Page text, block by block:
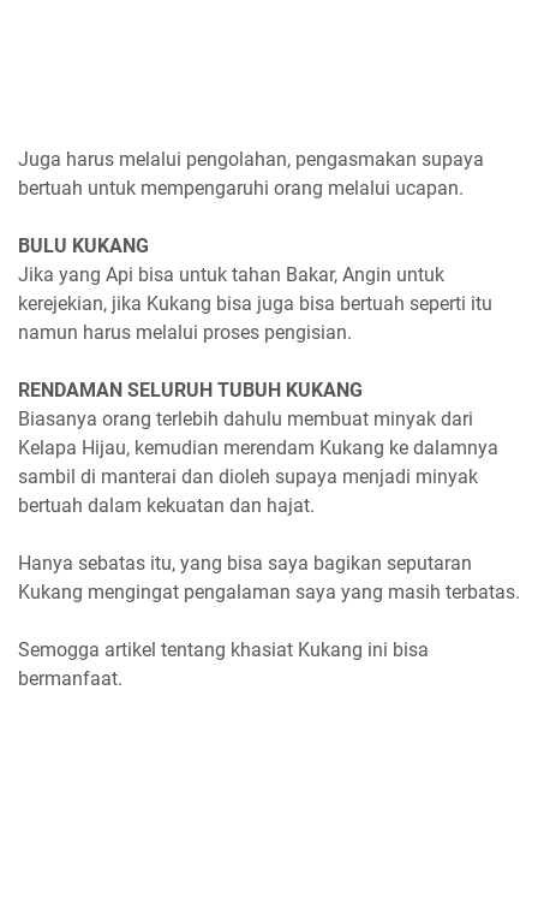
Juga harus melalui pengolahan, pengasmakan supaya
bertuah untuk mempengaruhi orang melalui ucapan.
BULU KUKANG
Jika yang Api bisa untuk tahan Bakar, Angin untuk
kerejekian, jika Kukang bisa juga bisa bertuah seperti itu
namun harus melalui proses pengisian.
RENDAMAN SELURUH TUBUH KUKANG
Biasanya orang terlebih dahulu membuat minyak dari
Kelapa Hijau, kemudian merendam Kukang ke dalamnya
sambil di manterai dan dioleh supaya menjadi minyak
bertuah dalam kekuatan dan hajat.
Hanya sebatas itu, yang bisa saya bagikan seputaran
Kukang mengingat pengalaman saya yang masih terbatas.
Semogga artikel tentang khasiat Kukang ini bisa
bermanfaat.